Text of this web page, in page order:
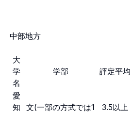
中部地方
大
学
名
学部 評定平均
愛
知
文(一部の方式では1
3.5以上